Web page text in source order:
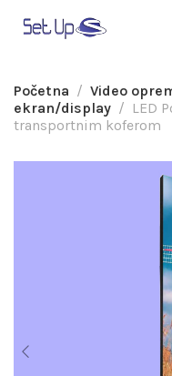
Početna Video
ekran/display
LED
transportnim koferom